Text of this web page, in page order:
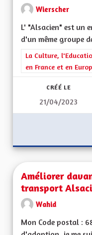
Wierscher
L' "Alsacien" est un
d'un même groupe
Filtrer les résultats
La Culture,
en France et en
CRÉÉ LE
21/04/2023
Améliorer
transport
Wahid
Mon Code postal :